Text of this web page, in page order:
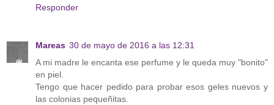
Responder
Mareas 30 de mayo de 2016 a las 12:31
A mi madre le encanta ese perfume y le queda muy "bonito"
en piel.
Tengo que hacer pedido para probar esos geles nuevos y
las colonias pequeñitas.